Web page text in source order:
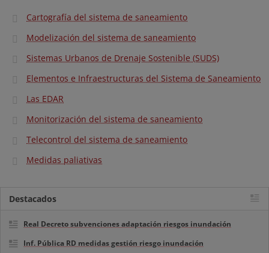
Cartografía del sistema de saneamiento
Modelización del sistema de saneamiento
Sistemas Urbanos de Drenaje Sostenible (SUDS)
Elementos e Infraestructuras del Sistema de Saneamiento
Las EDAR
Monitorización del sistema de saneamiento
Telecontrol del sistema de saneamiento
Medidas paliativas
Destacados
Real Decreto subvenciones adaptación riesgos inundación
Inf. Pública RD medidas gestión riesgo inundación